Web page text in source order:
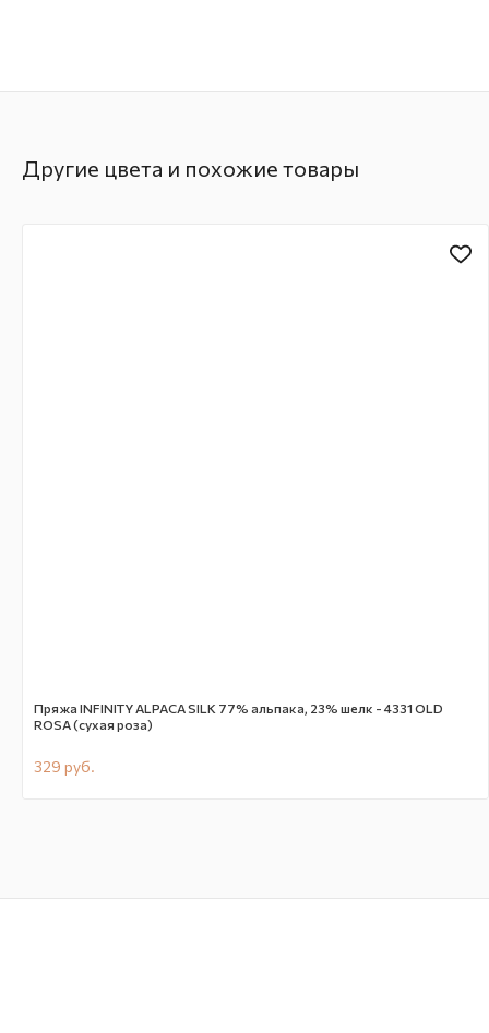
Другие цвета и похожие товары
Пряжа INFINITY ALPACA SILK 77% альпака, 23% шелк - 4331 OLD
ROSA (сухая роза)
329 руб.